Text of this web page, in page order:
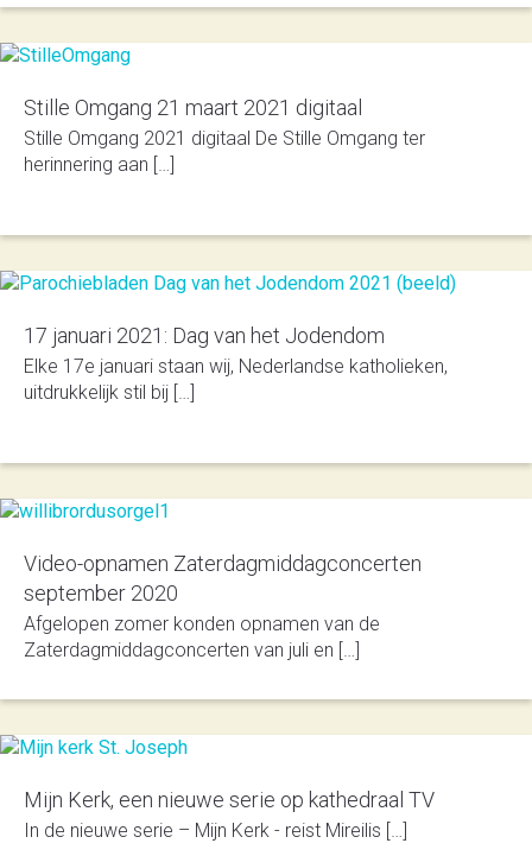
Stille Omgang 21 maart 2021 digitaal
Stille Omgang 2021 digitaal De Stille Omgang ter
herinnering aan […]
17 januari 2021: Dag van het Jodendom
Elke 17e januari staan wij, Nederlandse katholieken,
uitdrukkelijk stil bij […]
Video-opnamen Zaterdagmiddagconcerten
september 2020
Afgelopen zomer konden opnamen van de
Zaterdagmiddagconcerten van juli en […]
Mijn Kerk, een nieuwe serie op kathedraal TV
In de nieuwe serie – Mijn Kerk - reist Mireilis […]